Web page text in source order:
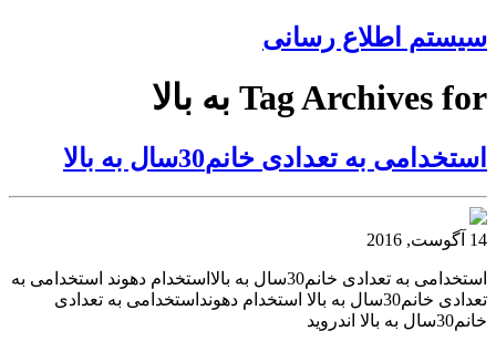
سیستم اطلاع رسانی
Tag Archives for به بالا
استخدامی به تعدادی خانم30سال به بالا
14 آگوست, 2016
استخدامی به تعدادی خانم30سال به بالااستخدام دهوند استخدامی به
تعدادی خانم30سال به بالا استخدام دهونداستخدامی به تعدادی
خانم30سال به بالا اندروید